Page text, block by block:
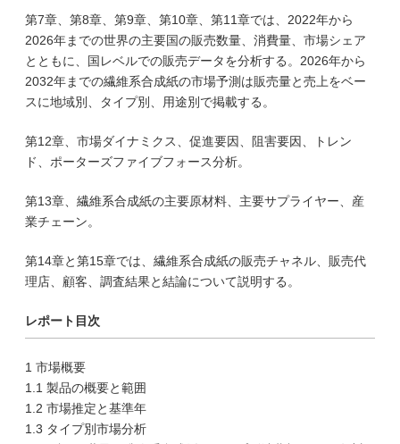
第7章、第8章、第9章、第10章、第11章では、2022年から
2026年までの世界の主要国の販売数量、消費量、市場シェア
とともに、国レベルでの販売データを分析する。2026年から
2032年までの繊維系合成紙の市場予測は販売量と売上をベー
スに地域別、タイプ別、用途別で掲載する。
第12章、市場ダイナミクス、促進要因、阻害要因、トレン
ド、ポーターズファイブフォース分析。
第13章、繊維系合成紙の主要原材料、主要サプライヤー、産
業チェーン。
第14章と第15章では、繊維系合成紙の販売チャネル、販売代
理店、顧客、調査結果と結論について説明する。
レポート目次
1 市場概要
1.1 製品の概要と範囲
1.2 市場推定と基準年
1.3 タイプ別市場分析